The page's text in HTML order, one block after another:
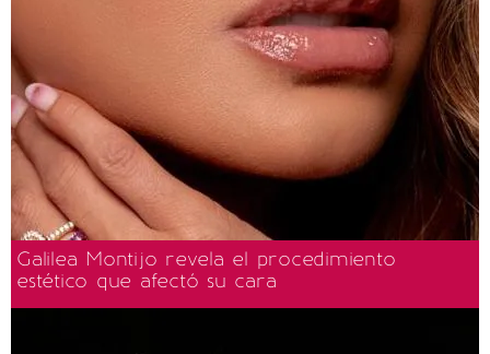
Galilea Montijo revela el procedimiento
estético que afectó su cara